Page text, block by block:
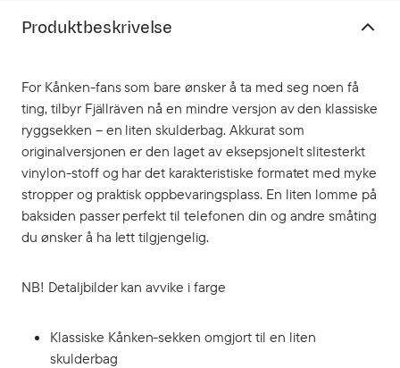
Produktbeskrivelse
For Kånken-fans som bare ønsker å ta med seg noen få
ting, tilbyr Fjällräven nå en mindre versjon av den klassiske
ryggsekken – en liten skulderbag. Akkurat som
originalversjonen er den laget av eksepsjonelt slitesterkt
vinylon-stoff og har det karakteristiske formatet med myke
stropper og praktisk oppbevaringsplass. En liten lomme på
baksiden passer perfekt til telefonen din og andre småting
du ønsker å ha lett tilgjengelig.
NB! Detaljbilder kan avvike i farge
Klassiske Kånken-sekken omgjort til en liten
skulderbag